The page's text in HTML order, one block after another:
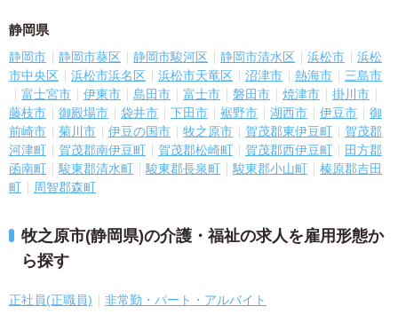
静岡県
静岡市 静岡市葵区 静岡市駿河区 静岡市清水区 浜松市
浜松
市中央区
浜松市浜名区 浜松市天竜区 沼津市 熱海市
三島市
富士宮市
伊東市 島田市 富士市 磐田市 焼津市
掛川市
藤枝市
御殿場市 袋井市 下田市 裾野市 湖西市 伊豆市
御
前崎市
菊川市 伊豆の国市 牧之原市 賀茂郡東伊豆町
賀茂郡
河津町
賀茂郡南伊豆町 賀茂郡松崎町 賀茂郡西伊豆町
田方郡
函南町
駿東郡清水町 駿東郡長泉町 駿東郡小山町
榛原郡吉田
町
周智郡森町
牧之原市(静岡県)の介護・福祉の求人を雇用形態か
ら探す
正社員(正職員) 非常勤・パート・アルバイト